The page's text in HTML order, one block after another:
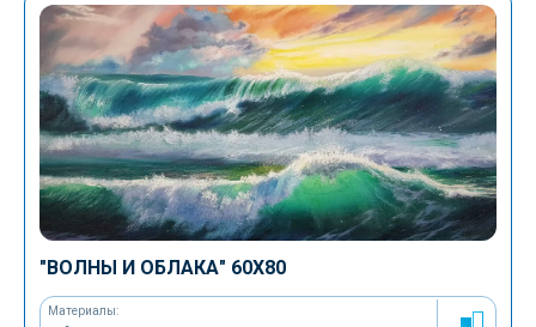
"ВОЛНЫ И ОБЛАКА" 60Х80
Материалы: